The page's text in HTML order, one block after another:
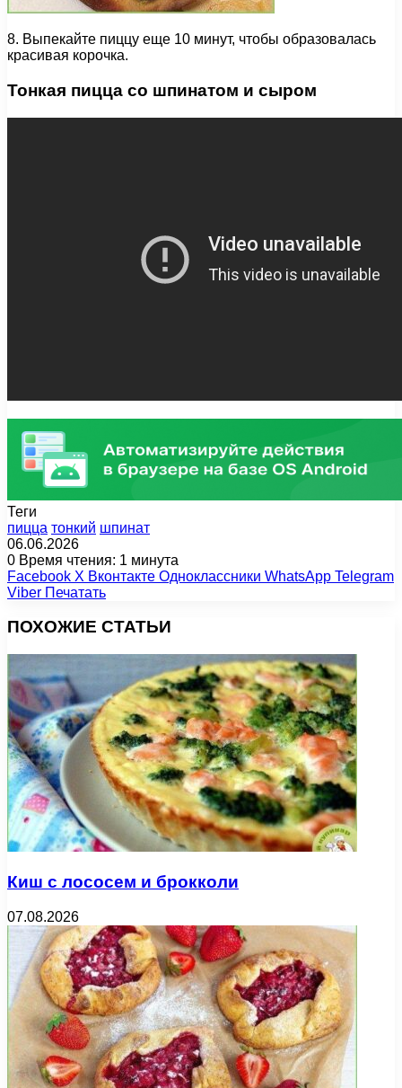
8. Выпекайте пиццу еще 10 минут, чтобы образовалась
красивая корочка.
Тонкая пицца со шпинатом и сыром
Теги
пицца тонкий шпинат
06.06.2026
0 Время чтения: 1 минута
Facebook X Вконтакте Одноклассники WhatsApp Telegram
Viber Печатать
ПОХОЖИЕ СТАТЬИ
Киш с лососем и брокколи
07.08.2026